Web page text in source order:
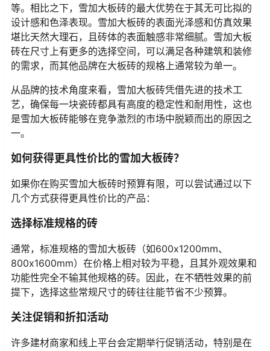
等。相比之下，雪加大板砖的最大优势在于其无可比拟的
设计感和色泽表现。雪加大板砖的表面光泽感和仿真效果
堪比天然大理石，且砖体的表面触感非常细腻。雪加大板
砖在尺寸上有更多的选择空间，可以满足各种建筑和装修
的需求，而其他品牌在大板砖的规格上通常较为单一。
从品牌的技术角度来看，雪加大板砖凭借先进的技术工
艺，确保每一块瓷砖都具有高度的稳定性和耐用性，这也
是雪加大板砖能够在竞争激烈的市场中脱颖而出的原因之
一。
如何获得更具性价比的雪加大板砖？
如果你在购买雪加大板砖时预算有限，可以尝试通过以下
几个方式获得更具性价比的产品：
选择标准规格的砖
通常，标准规格的雪加大板砖（如600x1200mm、
800x1600mm）在价格上相对较为平稳，且其外观效果和
功能性完全不输其他规格的砖。因此，在不牺牲效果的前
提下，选择这些常规尺寸的砖往往能节省不少预算。
关注促销和折扣活动
许多建材商家和线上平台会定期举行促销活动，特别是在